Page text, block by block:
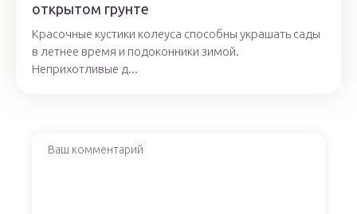
открытом грунте
Красочные кустики колеуса способны украшать сады
в летнее время и подоконники зимой.
Неприхотливые д...